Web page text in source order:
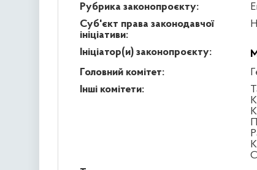
Рубрика законопроєкту:
Суб'єкт права законодавчої
ініціативи:
Ініціатор(и) законопроєкту:
Головний комітет:
Інші комітети: